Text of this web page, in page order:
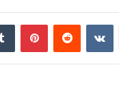
Tumblr PinterestReddit